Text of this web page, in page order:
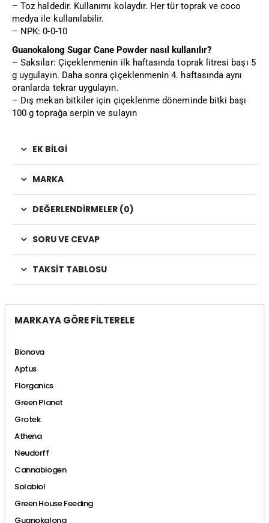
– Toz haldedir. Kullanımı kolaydır. Her tür toprak ve coco
medya ile kullanılabilir.
– NPK: 0-0-10
Guanokalong Sugar Cane Powder nasıl kullanılır?
– Saksılar: Çiçeklenmenin ilk haftasında toprak litresi başı 5
g uygulayın. Daha sonra çiçeklenmenin 4. haftasında aynı
oranlarda tekrar uygulayın.
– Dış mekan bitkiler için çiçeklenme döneminde bitki başı
100 g toprağa serpin ve sulayın
EK BILGI
MARKA
DEĞERLENDIRMELER (0)
SORU VE CEVAP
TAKSIT TABLOSU
MARKAYA GÖRE FİLTERELE
Bionova
Aptus
Florganics
Green Planet
Grotek
Athena
Neudorff
Cannabiogen
Solabiol
Green House Feeding
Guanokalong